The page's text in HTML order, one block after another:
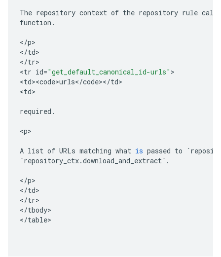
The repository context of the repository rule
function .
</p>
</td>
</tr>
<tr id="get_default_canonical_id-urls" >
<td><code>urls</code></td>
<td>
required .
<p>
A list of URLs matching what is passed to `
`repository_ctx.download_and_extract` .
</p>
</td>
</tr>
</tbody>
</table>